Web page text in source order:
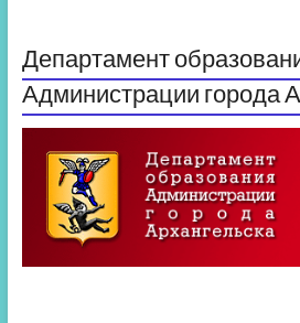
Департамент
Администрации города